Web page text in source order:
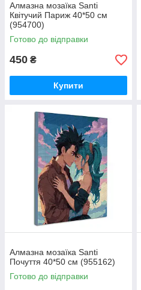
Алмазна мозаїка Santi
Квітучий Париж 40*50 см
(954700)
Готово до відправки
450 ₴
Купити
Алмазна мозаїка Santi
Почуття 40*50 см (955162)
Готово до відправки